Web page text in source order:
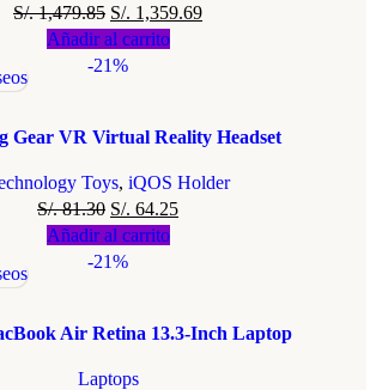
S/.1,479.85 S/. 1,359.69
Añadir al carrito
-21%
Gear VR Virtual Reality Headset
Toys, iQOS Holder
S/.81.30 S/. 64.25
Añadir al carrito
-21%
Air Retina 13.3-Inch Laptop
Laptops